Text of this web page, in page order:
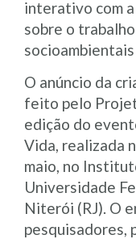
interativo com
sobre o
O anúncio da
feito pelo
edição do
Vida, realizada
maio, no
Universidade
Niterói (RJ). O
pesquisadores,